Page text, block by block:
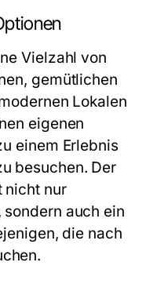
Vielzahl von
gemütlichen
Lokalen
eigenen
einem Erlebnis
besuchen. Der
nicht nur
auch ein
die nach